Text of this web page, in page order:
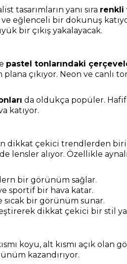
tasarımların yanı sıra renkli
eğlenceli bir dokunuş
bir çıkış yakalayacak.
pastel tonlarındaki
çıkıyor. Neon ve canlı
da oldukça popüler.
katıyor.
dikkat çekici trendlerden biri
lensler alıyor. Özellikle
bir görünüm sağlar.
sportif bir hava katar.
sıcak bir görünüm sunar.
dikkat çekici bir stil
koyu, alt kısmı açık
kazandırıyor.